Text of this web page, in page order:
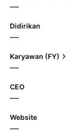
—
Didirikan
—
Karyawan (FY)
—
CEO
—
Website
—